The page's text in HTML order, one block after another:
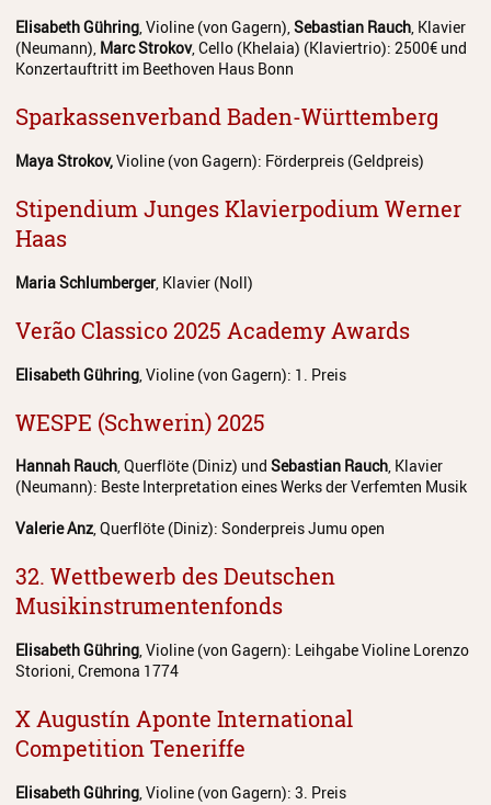
Elisabeth Gühring, Violine (von Gagern),Sebastian Rauch, Klavier
(Neumann), Marc Strokov, Cello (Khelaia) (Klaviertrio): 2500€ und
Konzertauftritt im Beethoven Haus Bonn
Sparkassenverband Baden-Württemberg
Maya Strokov,Violine (von Gagern): Förderpreis (Geldpreis)
Stipendium Junges Klavierpodium Werner
Haas
Maria Schlumberger, Klavier (Noll)
Verão Classico 2025 Academy Awards
Elisabeth Gühring , Violine (von Gagern): 1. Preis
WESPE (Schwerin) 2025
Hannah Rauch, Querflöte (Diniz) und Sebastian Rauch, Klavier
(Neumann): Beste Interpretation eines Werks der Verfemten Musik
Valerie Anz, Querflöte (Diniz): Sonderpreis Jumu open
32. Wettbewerb des Deutschen
Musikinstrumentenfonds
Elisabeth Gühring, Violine (von Gagern): Leihgabe Violine Lorenzo
Storioni, Cremona 1774
X Augustín Aponte International
Competition Teneriffe
Elisabeth Gühring, Violine (von Gagern): 3. Preis